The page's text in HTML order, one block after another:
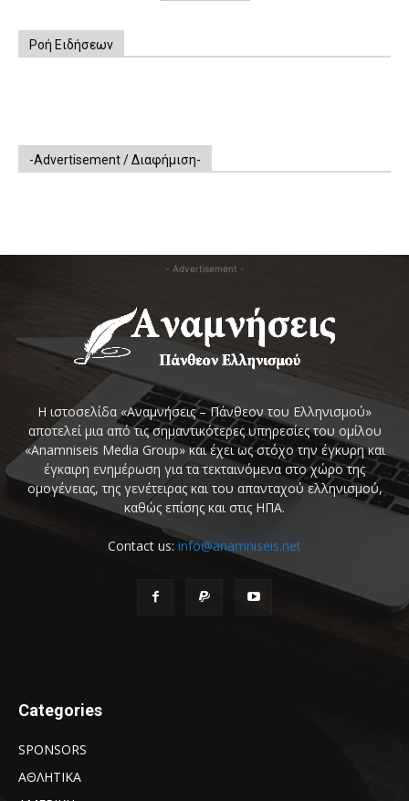
Ροή Ειδήσεων
-Advertisement / Διαφήμιση-
- Advertisement -
Η ιστοσελίδα «Αναμνήσεις – Πάνθεον του Ελληνισμού»
αποτελεί μια από τις σημαντικότερες υπηρεσίες του ομίλου
«Anamniseis Media Group» και έχει ως στόχο την έγκυρη και
έγκαιρη ενημέρωση για τα τεκταινόμενα στο χώρο της
ομογένειας, της γενέτειρας και του απανταχού ελληνισμού,
καθώς επίσης και στις ΗΠΑ.
Contact us: info@anamniseis.net
Categories
SPONSORS
ΑΘΛΗΤΙΚΑ